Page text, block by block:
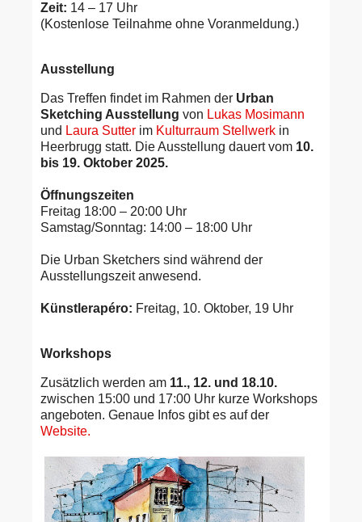
Zeit: 14 – 17 Uhr
(Kostenlose Teilnahme ohne Voranmeldung.)
Ausstellung
Das Treffen findet im Rahmen der Urban
Sketching Ausstellung von Lukas Mosimann
und Laura Sutter im Kulturraum Stellwerk in
Heerbrugg statt. Die Ausstellung dauert vom 10.
bis 19. Oktober 2025.
Öffnungszeiten
Freitag 18:00 – 20:00 Uhr
Samstag/Sonntag: 14:00 – 18:00 Uhr
Die Urban Sketchers sind während der
Ausstellungszeit anwesend.
Künstlerapéro: Freitag, 10. Oktober, 19 Uhr
Workshops
Zusätzlich werden am 11., 12. und 18.10.
zwischen 15:00 und 17:00 Uhr kurze Workshops
angeboten. Genaue Infos gibt es auf der
Website.